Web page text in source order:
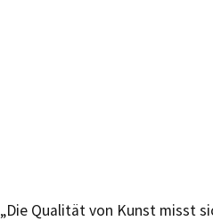
„Die Qualität von Kunst misst